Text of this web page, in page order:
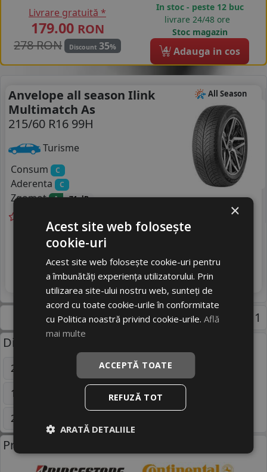
Livrare gratuită *
179.00 RON
278 RON
Discount 35%
In stoc - peste 12 buc
livrare 24/48 ore
Stoc magazin
4 Adauga in cos
All Season
Anvelope all season Ilink
Multimatch As
215/60 R16 99H
Turisme
Consum
C
Aderenta C
Zgomot A 71 dB
Livrare gratuită *
317RON
445 RON
Discount28%
Ultimele 2 bucati!
Stoc magazin
4 Adauga in cos
Pagina 1
Dimensiuni uzuale anvelope:
205/55 R16 195/65 R15
225/45 R17
185/70 R14
235/45 R18
195/75 R16C
235/55 R18
Producatori anvelope:
×
Acest site web folosește
cookie-uri
Acest site web folosește cookie-uri pentru
a îmbunătăți experiența utilizatorului. Prin
utilizarea site-ului nostru web, sunteți de
acord cu toate cookie-urile în conformitate
cu Politica noastră privind cookie-urile.Află
mai multe
ACCEPTĂ TOATE
REFUZĂ TOT
ARATĂ DETALIILE